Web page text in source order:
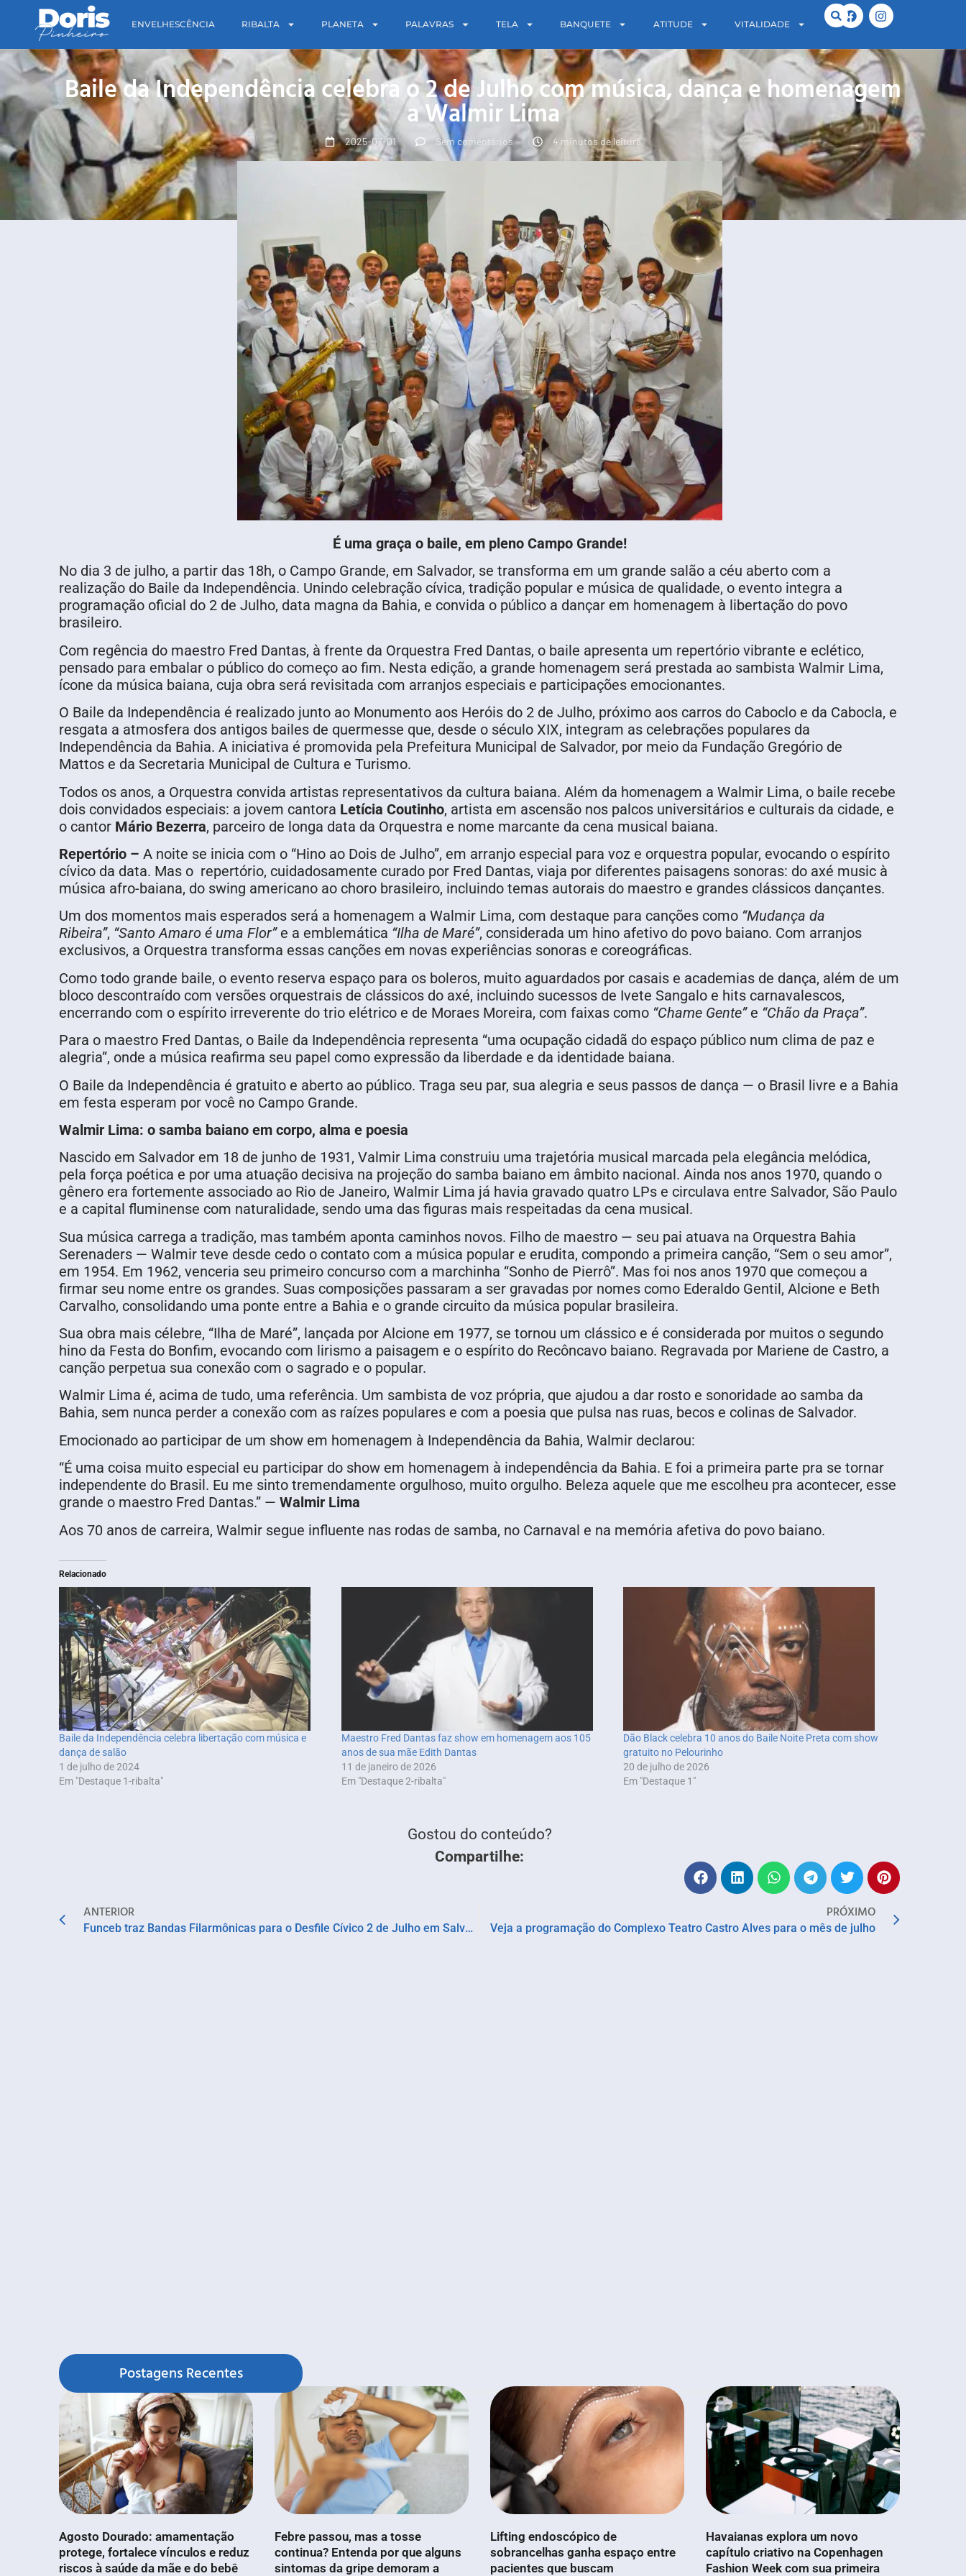
ENVELHESCÊNCIA RIBALTA PLANETA PALAVRAS TELA BANQUETE ATITUDE VITALIDADE
Baile da Independência celebra o 2 de Julho com música, dança e homenagem
a Walmir Lima
2025-07-01 Sem comentários 4 minutos de leitura
É uma graça o baile, em pleno Campo Grande!
No dia 3 de julho, a partir das 18h, o Campo Grande, em Salvador, se transforma em um grande salão a céu aberto com a
realização do Baile da Independência. Unindo celebração cívica, tradição popular e música de qualidade, o evento integra a
programação oficial do 2 de Julho, data magna da Bahia, e convida o público a dançar em homenagem à libertação do povo
brasileiro.
Com regência do maestro Fred Dantas, à frente da Orquestra Fred Dantas, o baile apresenta um repertório vibrante e eclético,
pensado para embalar o público do começo ao fim. Nesta edição, a grande homenagem será prestada ao sambista Walmir Lima,
ícone da música baiana, cuja obra será revisitada com arranjos especiais e participações emocionantes.
O Baile da Independência é realizado junto ao Monumento aos Heróis do 2 de Julho, próximo aos carros do Caboclo e da Cabocla, e
resgata a atmosfera dos antigos bailes de quermesse que, desde o século XIX, integram as celebrações populares da
Independência da Bahia. A iniciativa é promovida pela Prefeitura Municipal de Salvador, por meio da Fundação Gregório de
Mattos e da Secretaria Municipal de Cultura e Turismo.
Todos os anos, a Orquestra convida artistas representativos da cultura baiana. Além da homenagem a Walmir Lima, o baile recebe
dois convidados especiais: a jovem cantora Letícia Coutinho, artista em ascensão nos palcos universitários e culturais da cidade, e
o cantor Mário Bezerra, parceiro de longa data da Orquestra e nome marcante da cena musical baiana.
Repertório – A noite se inicia com o “Hino ao Dois de Julho”, em arranjo especial para voz e orquestra popular, evocando o espírito
cívico da data. Mas o repertório, cuidadosamente curado por Fred Dantas, viaja por diferentes paisagens sonoras: do axé music à
música afro-baiana, do swing americano ao choro brasileiro, incluindo temas autorais do maestro e grandes clássicos dançantes.
Um dos momentos mais esperados será a homenagem a Walmir Lima, com destaque para canções como “Mudança da
Ribeira”, “Santo Amaro é uma Flor”e a emblemática “Ilha de Maré”, considerada um hino afetivo do povo baiano. Com arranjos
exclusivos, a Orquestra transforma essas canções em novas experiências sonoras e coreográficas.
Como todo grande baile, o evento reserva espaço para os boleros, muito aguardados por casais e academias de dança, além de um
bloco descontraído com versões orquestrais de clássicos do axé, incluindo sucessos de Ivete Sangalo e hits carnavalescos,
encerrando com o espírito irreverente do trio elétrico e de Moraes Moreira, com faixas como “Chame Gente”e “Chão da Praça”.
Para o maestro Fred Dantas, o Baile da Independência representa “uma ocupação cidadã do espaço público num clima de paz e
alegria”, onde a música reafirma seu papel como expressão da liberdade e da identidade baiana.
O Baile da Independência é gratuito e aberto ao público. Traga seu par, sua alegria e seus passos de dança — o Brasil livre e a Bahia
em festa esperam por você no Campo Grande.
Walmir Lima: o samba baiano em corpo, alma e poesia
Nascido em Salvador em 18 de junho de 1931, Valmir Lima construiu uma trajetória musical marcada pela elegância melódica,
pela força poética e por uma atuação decisiva na projeção do samba baiano em âmbito nacional. Ainda nos anos 1970, quando o
gênero era fortemente associado ao Rio de Janeiro, Walmir Lima já havia gravado quatro LPs e circulava entre Salvador, São Paulo
e a capital fluminense com naturalidade, sendo uma das figuras mais respeitadas da cena musical.
Sua música carrega a tradição, mas também aponta caminhos novos. Filho de maestro — seu pai atuava na Orquestra Bahia
Serenaders — Walmir teve desde cedo o contato com a música popular e erudita, compondo a primeira canção, “Sem o seu amor”,
em 1954. Em 1962, venceria seu primeiro concurso com a marchinha “Sonho de Pierrô”. Mas foi nos anos 1970 que começou a
firmar seu nome entre os grandes. Suas composições passaram a ser gravadas por nomes como Ederaldo Gentil, Alcione e Beth
Carvalho, consolidando uma ponte entre a Bahia e o grande circuito da música popular brasileira.
Sua obra mais célebre, “Ilha de Maré”, lançada por Alcione em 1977, se tornou um clássico e é considerada por muitos o segundo
hino da Festa do Bonfim, evocando com lirismo a paisagem e o espírito do Recôncavo baiano. Regravada por Mariene de Castro, a
canção perpetua sua conexão com o sagrado e o popular.
Walmir Lima é, acima de tudo, uma referência. Um sambista de voz própria, que ajudou a dar rosto e sonoridade ao samba da
Bahia, sem nunca perder a conexão com as raízes populares e com a poesia que pulsa nas ruas, becos e colinas de Salvador.
Emocionado ao participar de um show em homenagem à Independência da Bahia, Walmir declarou:
“É uma coisa muito especial eu participar do show em homenagem à independência da Bahia. E foi a primeira parte pra se tornar
independente do Brasil. Eu me sinto tremendamente orgulhoso, muito orgulho. Beleza aquele que me escolheu pra acontecer, esse
grande o maestro Fred Dantas.” — Walmir Lima
Aos 70 anos de carreira, Walmir segue influente nas rodas de samba, no Carnaval e na memória afetiva do povo baiano.
Relacionado
Baile da Independência celebra libertação com música e
dança de salão
1 de julho de 2024
Em "Destaque 1-ribalta"
Maestro Fred Dantas faz show em homenagem aos 105
anos de sua mãe Edith Dantas
11 de janeiro de 2026
Em "Destaque 2-ribalta"
Dão Black celebra 10 anos do Baile Noite Preta com show
gratuito no Pelourinho
20 de julho de 2026
Em "Destaque 1"
Gostou do conteúdo?
Compartilhe:
ANTERIOR
Funceb traz Bandas Filarmônicas para o Desfile Cívico 2 de Julho em Salvador
PRÓXIMO
Veja a programação do Complexo Teatro Castro Alves para o mês de julho
Postagens Recentes
Agosto Dourado: amamentação
protege, fortalece vínculos e reduz
riscos à saúde da mãe e do bebê
Febre passou, mas a tosse
continua? Entenda por que alguns
sintomas da gripe demoram a
Lifting endoscópico de
sobrancelhas ganha espaço entre
pacientes que buscam
Havaianas explora um novo
capítulo criativo na Copenhagen
Fashion Week com sua primeira